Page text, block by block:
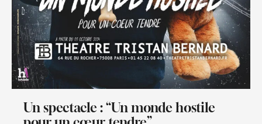
Un spectacle : “Un monde hostile